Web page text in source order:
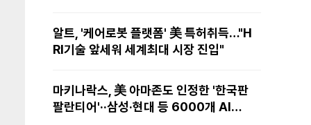
알트, '케어로봇 플랫폼' 美 특허취득…"H
RI기술 앞세워 세계최대 시장 진입"
마키나락스, 美 아마존도 인정한 '한국판
팔란티어'··삼성·현대 등 6000개 AI모